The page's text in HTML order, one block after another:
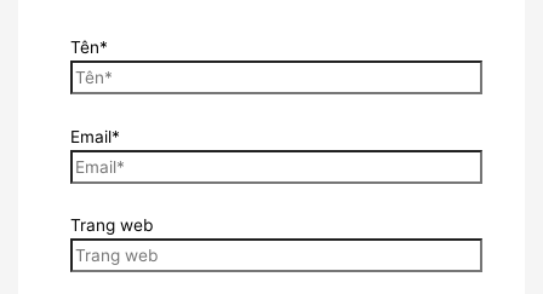
Tên*
Email*
Trang web